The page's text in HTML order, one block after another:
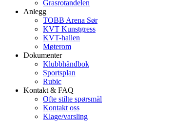
Grasrotandelen
Anlegg
TOBB Arena Sør
KVT Kunstgress
KVT-hallen
Møterom
Dokumenter
Klubbhåndbok
Sportsplan
Rubic
Kontakt & FAQ
Ofte stilte spørsmål
Kontakt oss
Klage/varsling